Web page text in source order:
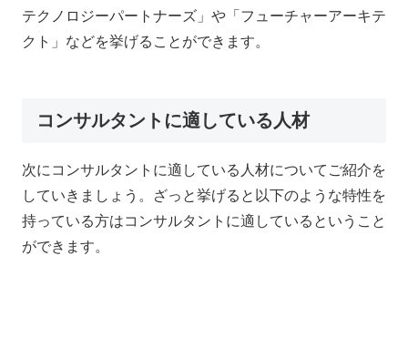
テクノロジーパートナーズ」や「フューチャーアーキテ
クト」などを挙げることができます。
コンサルタントに適している人材
次にコンサルタントに適している人材についてご紹介を
していきましょう。ざっと挙げると以下のような特性を
持っている方はコンサルタントに適しているということ
ができます。